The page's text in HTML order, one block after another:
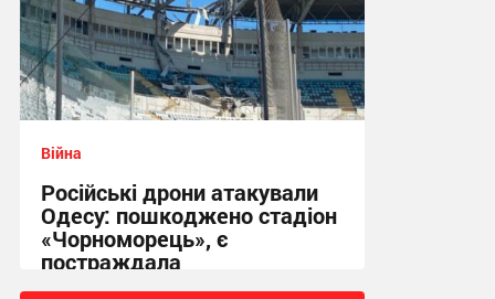
Війна
Російські дрони атакували
Одесу: пошкоджено стадіон
«Чорноморець», є
постраждала